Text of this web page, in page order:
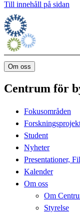
Till innehåll på sidan
Om oss
Centrum för
Fokusområden
Student
Nyheter
Presentationer,
Kalender
Om oss
Om
Styrelse